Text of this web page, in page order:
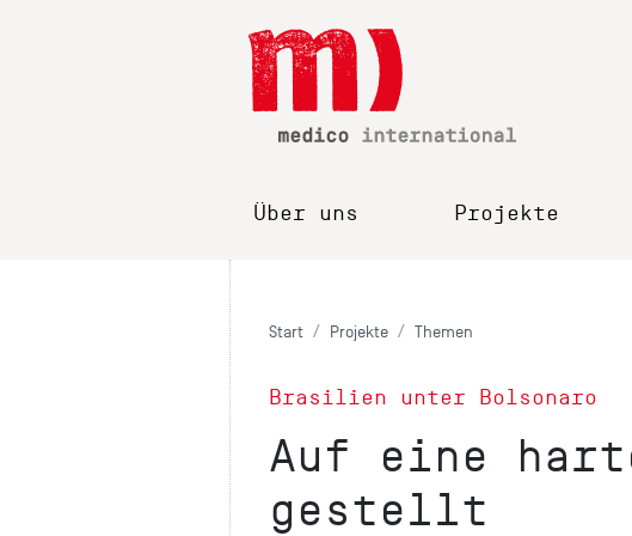
Über uns Projekte
Start Projekte Themen
Brasilien unter Bolsonaro
Auf eine
gestellt